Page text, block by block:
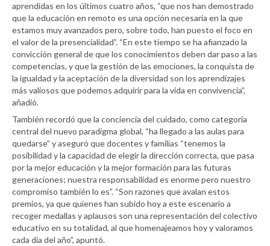
aprendidas en los últimos cuatro años, “que nos han demostrado
que la educación en remoto es una opción necesaria en la que
estamos muy avanzados pero, sobre todo, han puesto el foco en
el valor de la presencialidad”. “En este tiempo se ha afianzado la
convicción general de que los conocimientos deben dar paso a las
competencias, y que la gestión de las emociones, la conquista de
la igualdad y la aceptación de la diversidad son los aprendizajes
más valiosos que podemos adquirir para la vida en convivencia”,
añadió.
También recordó que la conciencia del cuidado, como categoría
central del nuevo paradigma global, “ha llegado a las aulas para
quedarse” y aseguró que docentes y familias “tenemos la
posibilidad y la capacidad de elegir la dirección correcta, que pasa
por la mejor educación y la mejor formación para las futuras
generaciones; nuestra responsabilidad es enorme pero nuestro
compromiso también lo es”. “Son razones que avalan estos
premios, ya que quienes han subido hoy a este escenario a
recoger medallas y aplausos son una representación del colectivo
educativo en su totalidad, al que homenajeamos hoy y valoramos
cada día del año”, apuntó.